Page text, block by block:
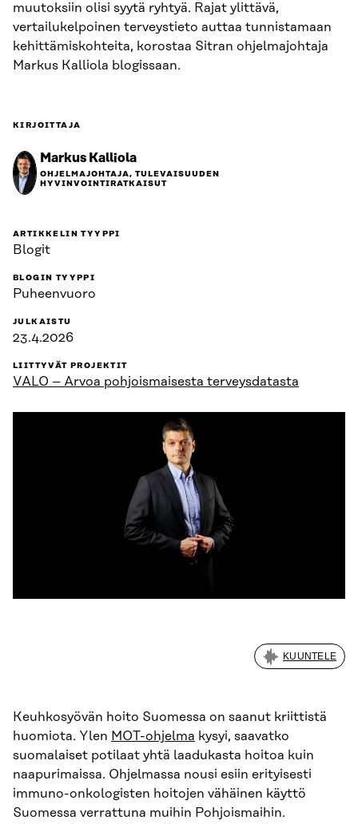
muutoksiin olisi syytä ryhtyä. Rajat ylittävä,
vertailukelpoinen terveystieto auttaa tunnistamaan
kehittämiskohteita, korostaa Sitran ohjelmajohtaja
Markus Kalliola blogissaan.
KIRJOITTAJA
Markus Kalliola
OHJELMAJOHTAJA, TULEVAISUUDEN
HYVINVOINTIRATKAISUT
ARTIKKELIN TYYPPI
Blogit
BLOGIN TYYPPI
Puheenvuoro
JULKAISTU
23.4.2026
LIITTYVÄT PROJEKTIT
VALO – Arvoa pohjoismaisesta terveysdatasta
KUUNTELE
Keuhkosyövän hoito Suomessa on saanut kriittistä
huomiota. Ylen MOT-ohjelma kysyi, saavatko
suomalaiset potilaat yhtä laadukasta hoitoa kuin
naapurimaissa. Ohjelmassa nousi esiin erityisesti
immuno-onkologisten hoitojen vähäinen käyttö
Suomessa verrattuna muihin Pohjoismaihin.